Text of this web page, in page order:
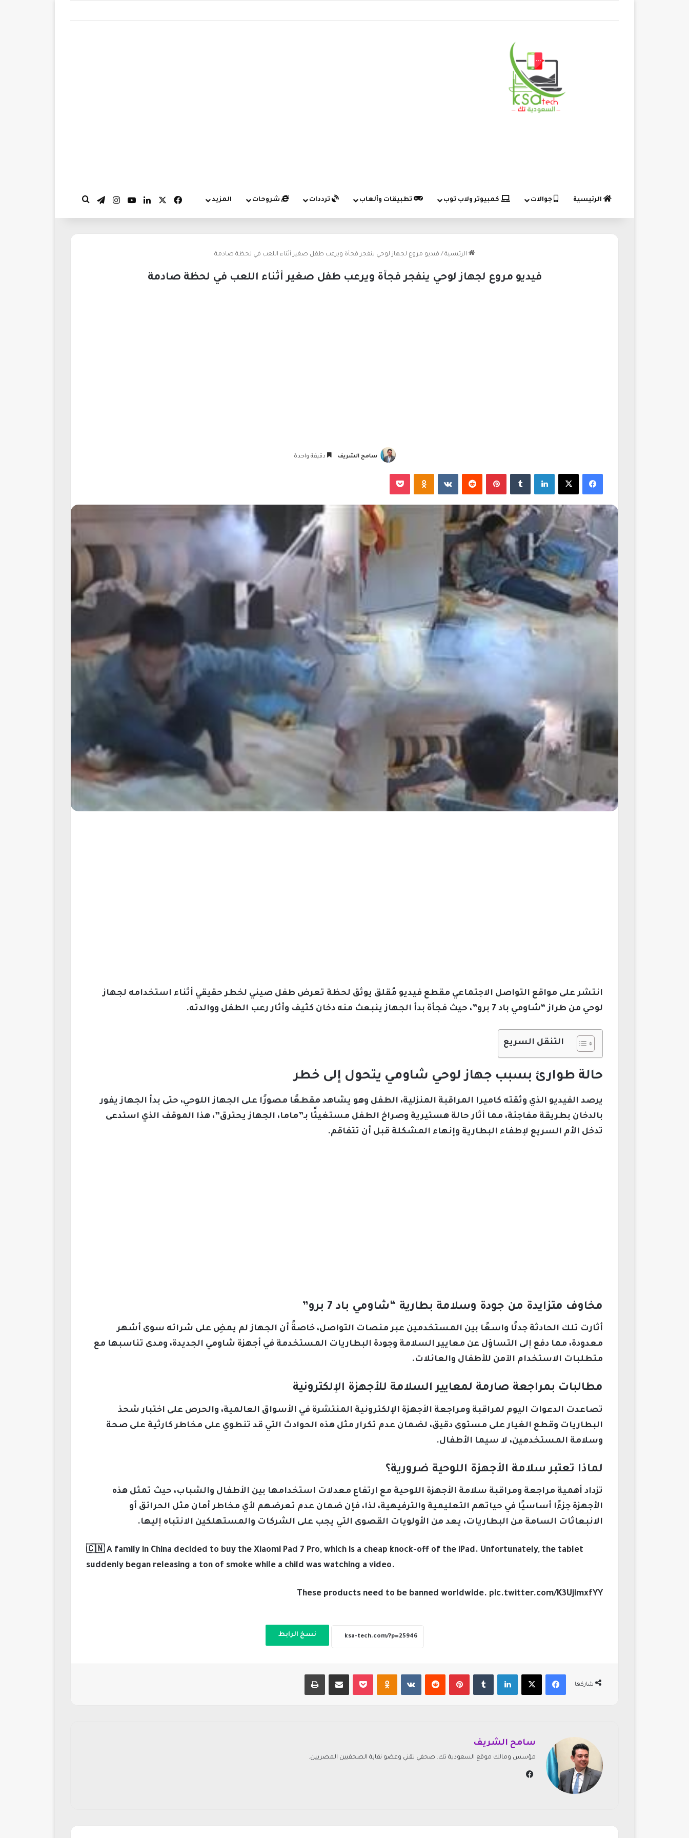
الرئيسية جوالات كمبيوتر ولاب توب تطبيقات وألعاب ترددات شروحات المزيد فيسبوك لينكدإن‫YouTubeانستقرام
تيلقرام
الرئيسية / فيديو مروع لجهاز لوحي ينفجر فجأة ويرعب طفل صغير أثناء اللعب في لحظة صادمة
فيديو مروع لجهاز لوحي ينفجر فجأة ويرعب طفل صغير أثناء اللعب في لحظة صادمة
سامح الشريف دقيقة واحدة
فيسبوك لينكدإن بينتيريست
انتشر على مواقع التواصل الاجتماعي مقطع فيديو مُقلق يوثق لحظة تعرض طفل صيني لخطر حقيقي أثناء استخدامه لجهاز
لوحي من طراز “شاومي باد 7 برو”، حيث فجأة بدأ الجهاز ينبعث منه دخان كثيف وأثار رعب الطفل ووالدته.
التنقل السريع
حالة طوارئ بسبب جهاز لوحي شاومي يتحول إلى خطر
يرصد الفيديو الذي وثقته كاميرا المراقبة المنزلية، الطفل وهو يشاهد مقطعًا مصورًا على الجهاز اللوحي، حتى بدأ الجهاز يفور
بالدخان بطريقة مفاجئة، مما أثار حالة هستيرية وصراخ الطفل مستغيثًا بـ”ماما، الجهاز يحترق”، هذا الموقف الذي استدعى
تدخل الأم السريع لإطفاء البطارية وإنهاء المشكلة قبل أن تتفاقم.
مخاوف متزايدة من جودة وسلامة بطارية “شاومي باد 7 برو”
أثارت تلك الحادثة جدلًا واسعًا بين المستخدمين عبر منصات التواصل، خاصةً أن الجهاز لم يمضِ على شرائه سوى أشهر
معدودة، مما دفع إلى التساؤل عن معايير السلامة وجودة البطاريات المستخدمة في أجهزة شاومي الجديدة، ومدى تناسبها مع
متطلبات الاستخدام الآمن للأطفال والعائلات.
مطالبات بمراجعة صارمة لمعايير السلامة للأجهزة الإلكترونية
تصاعدت الدعوات اليوم لمراقبة ومراجعة الأجهزة الإلكترونية المنتشرة في الأسواق العالمية، والحرص على اختبار شحذ
البطاريات وقطع الغيار على مستوى دقيق، لضمان عدم تكرار مثل هذه الحوادث التي قد تنطوي على مخاطر كارثية على صحة
وسلامة المستخدمين، لا سيما الأطفال.
لماذا تعتبر سلامة الأجهزة اللوحية ضرورية؟
تزداد أهمية مراجعة ومراقبة سلامة الأجهزة اللوحية مع ارتفاع معدلات استخدامها بين الأطفال والشباب، حيث تمثل هذه
الأجهزة جزءًا أساسيًا في حياتهم التعليمية والترفيهية، لذا، فإن ضمان عدم تعرضهم لأي مخاطر أمان مثل الحرائق أو
الانبعاثات السامة من البطاريات، يعد من الأولويات القصوى التي يجب على الشركات والمستهلكين الانتباه إليها.
🇨🇳 A family in China decided to buy the Xiaomi Pad 7 Pro, which is a cheap knock-off of the iPad. Unfortunately, the tablet
suddenly began releasing a ton of smoke while a child was watching a video.
These products need to be banned worldwide. pic.twitter.com/K3UjimxfYY
نسخ الرابط
شاركها
فيسبوك لينكدإن بينتيريست
سامح الشريف
مؤسس ومالك موقع السعودية تك. صحفي تقني وعضو نقابة الصحفيين المصريين.